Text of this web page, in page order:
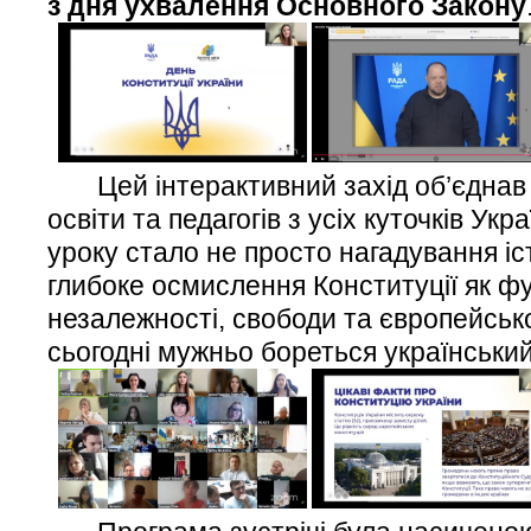
Цей інтерактивний захід об’єднав
освіти та педагогів з усіх куточків
уроку стало не просто нагадування
глибоке осмислення Конституції як
незалежності, свободи та
сьогодні мужньо бореться